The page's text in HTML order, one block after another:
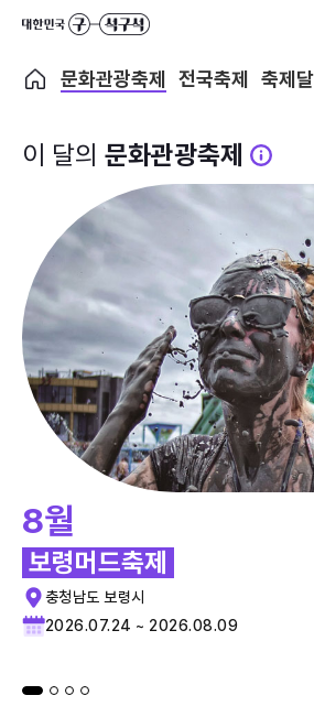
문화관광축제 전국축제 축제
이 달의 문화관광축제
8월
보령머드축제
충청남도 보령시
2026.07.24 ~ 2026.08.09